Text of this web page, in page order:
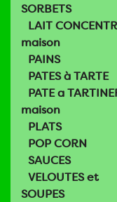
SORBETS
LAIT
maison
PAINS
PATES à TARTE
PATE a
maison
PLATS
POP CORN
SAUCES
VELOUTES et
SOUPES